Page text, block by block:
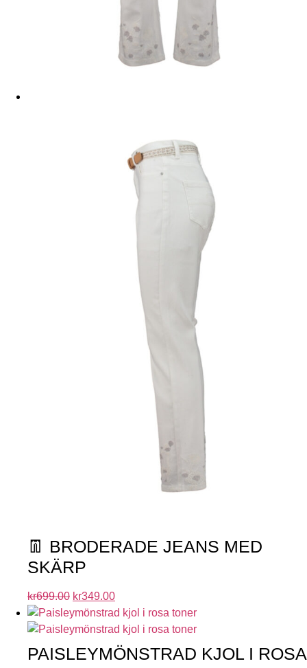
👖 BRODERADE JEANS MED
SKÄRP
kr699.00 kr349.00
PAISLEYMÖNSTRAD KJOL I ROSA